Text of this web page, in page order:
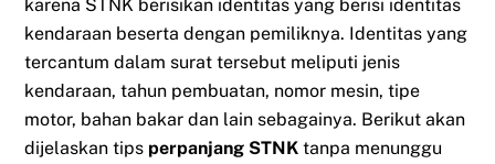
karena STNK berisikan identitas yang berisi identitas
kendaraan beserta dengan pemiliknya. Identitas yang
tercantum dalam surat tersebut meliputi jenis
kendaraan, tahun pembuatan, nomor mesin, tipe
motor, bahan bakar dan lain sebagainya. Berikut akan
dijelaskan tips perpanjang STNK tanpa menunggu